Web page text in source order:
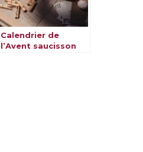
Calendrier de
l’Avent saucisson